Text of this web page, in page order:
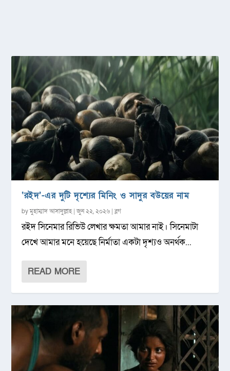
‘রইদ’-এর দুটি দৃশ্যের মিনিং ও সাদুর বউয়ের নাম
byমুহাম্মাদ আসাদুল্লাহ|জুন ২২, ২০২৬ |ব্লগ
রইদ সিনেমার রিভিউ লেখার ক্ষমতা আমার নাই। সিনেমাটা
দেখে আমার মনে হয়েছে নির্মাতা একটা দৃশ্যও অনর্থক...
READ MORE